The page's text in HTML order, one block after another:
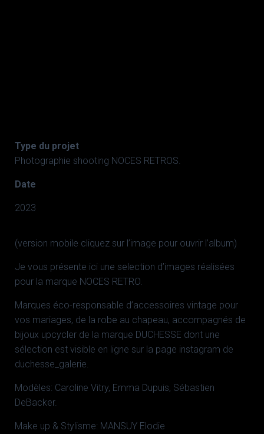
Type du projet
Photographie shooting NOCES RETROS.
Date
2023
(version mobile cliquez sur l’image pour ouvrir l’album)
Je vous présente ici une selection d’images réalisées
pour la marque NOCES RETRO.
Marques éco-responsable d’accessoires vintage pour
vos mariages, de la robe au chapeau, accompagnés de
bijoux upcycler de la marque DUCHESSE dont une
sélection est visible en ligne sur la page instagram de
duchesse_galerie.
Modèles: Caroline Vitry, Emma Dupuis, Sébastien
DeBacker.
Make up & Stylisme: MANSUY Elodie